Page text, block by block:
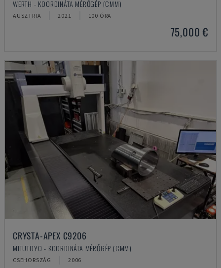
WERTH - KOORDINÁTA MÉRŐGÉP (CMM)
AUSZTRIA 2021 100 ÓRA
75,000 €
CRYSTA-APEX C9206
MITUTOYO - KOORDINÁTA MÉRŐGÉP (CMM)
CSEHORSZÁG 2006